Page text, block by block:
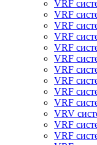
VRF
VRF
VRF
VRF
VRF
VRF
VRF
VRF
VRF
VRF
VRV
VRF
VRF